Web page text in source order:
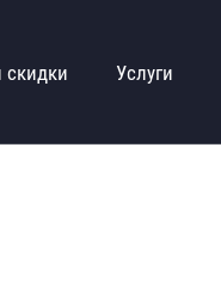
скидки Услуги